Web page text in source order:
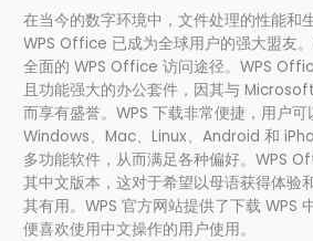
在当今的数字环境中，文件处理的性能和
WPS Office 已成为全球用户的强大盟友
全面的 WPS Office 访问途径。WPS
且功能强大的办公套件，因其与
而享有盛誉。WPS 下载非常便捷，用户
Windows、Mac、Linux、Android 和
多功能软件，从而满足各种偏好。WPS
其中文版本，这对于希望以母语获得体验
其有用。WPS 官方网站提供了下载 WPS
便喜欢使用中文操作的用户使用。